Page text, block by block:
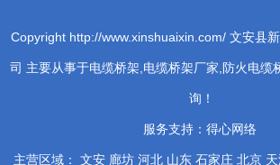
Copyright http://www.xinshuaixin.com/ 文安县
司 主要从事于电缆桥架,电缆桥架厂家,防火电缆
询！
服务支持： 得心网络
主营区域： 文安 廊坊 河北 山东 石家庄 北京